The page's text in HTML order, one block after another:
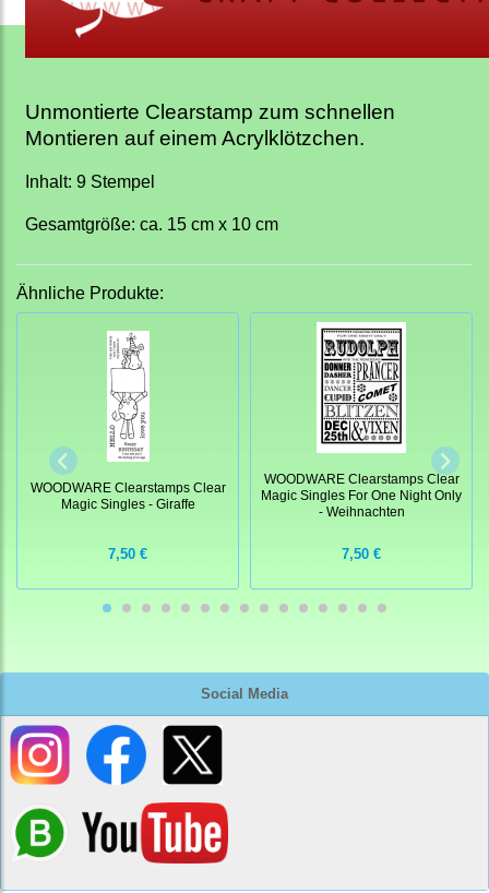
Social Media
Unmontierte Clearstamp zum schnellen
Montieren auf einem Acrylklötzchen.
Inhalt: 9 Stempel
Gesamtgröße: ca. 15 cm x 10 cm
Ähnliche Produkte:
WOODWARE Clearstamps Clear
Magic Singles - Giraffe
7,50 €
WOODWARE Clearstamps Clear
Magic Singles For One Night Only
- Weihnachten
7,50 €